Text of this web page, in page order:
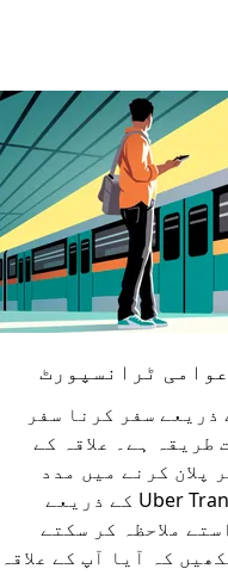
ٹرانسپورٹ
سفر کرنا سفر
ہے۔ علاقہ کے
پلان کرنے میں مدد
حاصل کرنے کے لیے Uber Transit کے ذریعے
ملاحظہ کر سکتے
کہ آیا آپ کے علاقہ